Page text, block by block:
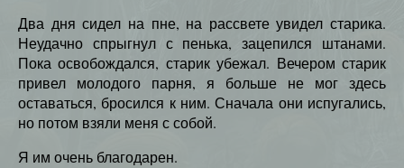
Два дня сидел на пне, на рассвете увидел старика.
Неудачно спрыгнул с пенька, зацепился штанами.
Пока освобождался, старик убежал. Вечером старик
привел молодого парня, я больше не мог здесь
оставаться, бросился к ним. Сначала они испугались,
но потом взяли меня с собой.
Я им очень благодарен.